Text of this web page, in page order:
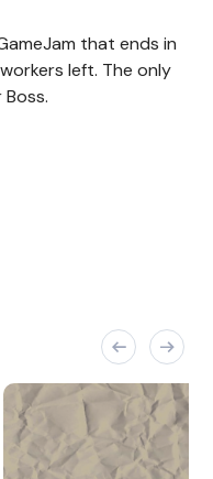
that ends in
left. The only